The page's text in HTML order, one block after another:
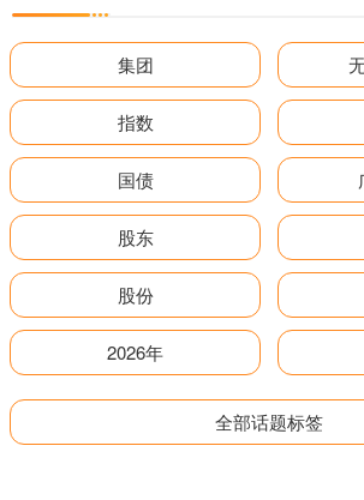
集团
指数
国债
股东
股份
2026年
全部话题标签